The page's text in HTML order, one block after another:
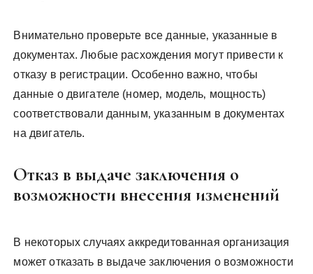
Внимательно проверьте все данные‚ указанные в
документах. Любые расхождения могут привести к
отказу в регистрации. Особенно важно‚ чтобы
данные о двигателе (номер‚ модель‚ мощность)
соответствовали данным‚ указанным в документах
на двигатель.
Отказ в выдаче заключения о
возможности внесения изменений
В некоторых случаях аккредитованная организация
может отказать в выдаче заключения о возможности